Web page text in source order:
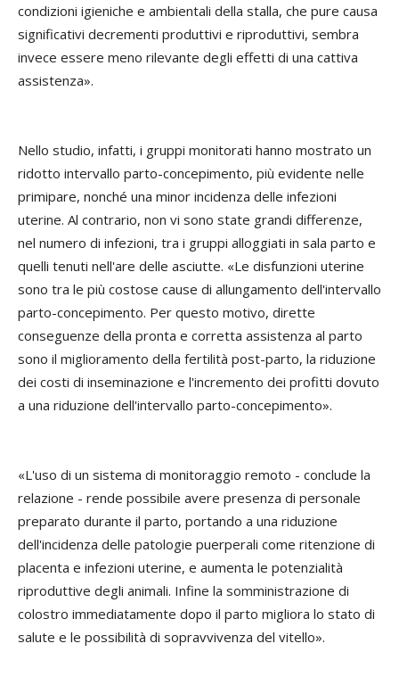
condizioni igieniche e ambientali della stalla, che pure causa
significativi decrementi produttivi e riproduttivi, sembra
invece essere meno rilevante degli effetti di una cattiva
assistenza».
Nello studio, infatti, i gruppi monitorati hanno mostrato un
ridotto intervallo parto-concepimento, più evidente nelle
primipare, nonché una minor incidenza delle infezioni
uterine. Al contrario, non vi sono state grandi differenze,
nel numero di infezioni, tra i gruppi alloggiati in sala parto e
quelli tenuti nell'are delle asciutte. «Le disfunzioni uterine
sono tra le più costose cause di allungamento dell'intervallo
parto-concepimento. Per questo motivo, dirette
conseguenze della pronta e corretta assistenza al parto
sono il miglioramento della fertilità post-parto, la riduzione
dei costi di inseminazione e l'incremento dei profitti dovuto
a una riduzione dell'intervallo parto-concepimento».
«L'uso di un sistema di monitoraggio remoto - conclude la
relazione - rende possibile avere presenza di personale
preparato durante il parto, portando a una riduzione
dell'incidenza delle patologie puerperali come ritenzione di
placenta e infezioni uterine, e aumenta le potenzialità
riproduttive degli animali. Infine la somministrazione di
colostro immediatamente dopo il parto migliora lo stato di
salute e le possibilità di sopravvivenza del vitello».